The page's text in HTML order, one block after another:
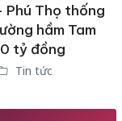
Phú Thọ thống
hầm Tam
tỷ đồng
Tin tức